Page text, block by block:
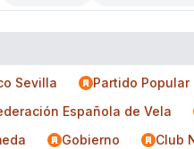
Sevilla Partido Popular
Española de Vela
Gobierno Club